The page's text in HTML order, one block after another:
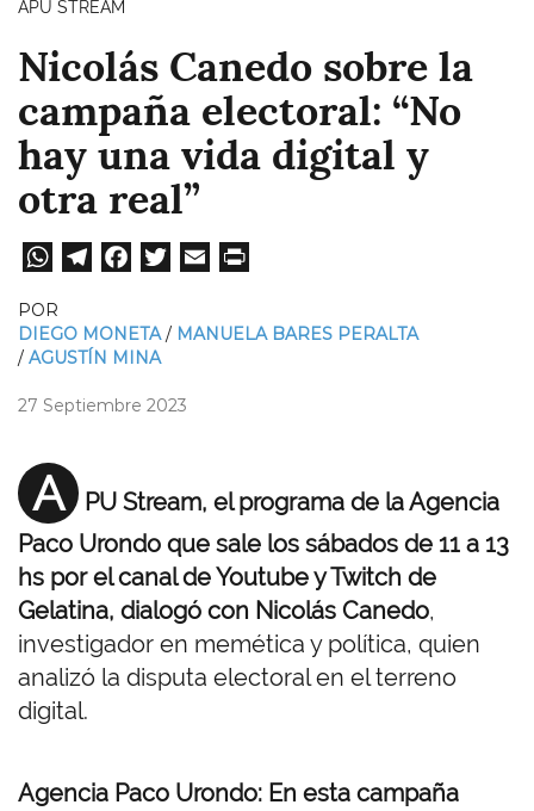
APU STREAM
Nicolás Canedo sobre la
campaña electoral: “No
hay una vida digital y
otra real”
W
ts
A
pp
Te
gr
a
m
Fa
bo
ok
tt
ail
POR
DIEGO MONETA
MANUELA BARES PERALTA
AGUSTÍN MINA
27 Septiembre 2023
A
PU Stream, el programa de la Agencia
Paco Urondo que sale los sábados de 11 a 13
hs por el canal de Youtube y Twitch de
Gelatina, dialogó con Nicolás Canedo,
investigador en memética y política, quien
analizó la disputa electoral en el terreno
digital.
Agencia Paco Urondo: En esta campaña